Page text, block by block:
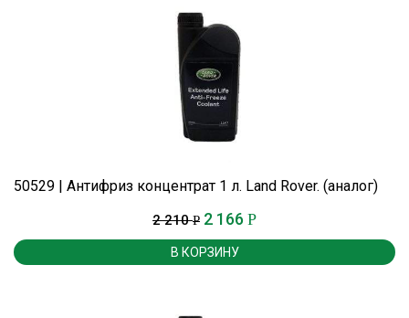
50529 | Антифриз концентрат 1 л. Land Rover. (аналог)
2 210Р 2 166 Р
В КОРЗИНУ